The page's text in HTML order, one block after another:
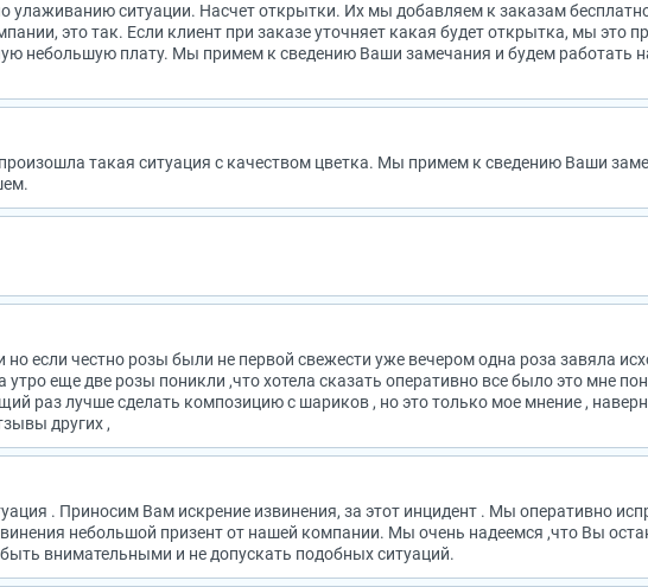
улаживанию ситуации. Насчет открытки. Их мы добавляем к заказам
это так. Если клиент при заказе уточняет какая будет открытка, мы это
небольшую плату. Мы примем к сведению Ваши замечания и будем работать
такая ситуация с качеством цветка. Мы примем к сведению Ваши
если честно розы были не первой свежести уже вечером одна роза завяла
еще две розы поникли ,что хотела сказать оперативно все было это мне
раз лучше сделать композицию с шариков , но это только мое мнение ,
других ,
. Приносим Вам искрение извинения, за этот инцидент . Мы оперативно
небольшой призент от нашей компании. Мы очень надеемся ,что Вы
внимательными и не допускать подобных ситуаций.